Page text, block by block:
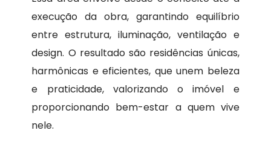
execução da obra, garantindo equilíbrio
entre estrutura, iluminação, ventilação e
design. O resultado são residências únicas,
harmônicas e eficientes, que unem beleza
e praticidade, valorizando o imóvel e
proporcionando bem-estar a quem vive
nele.